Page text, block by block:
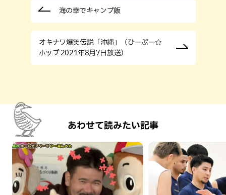
海の幸でキャンプ飯
オキナワ爆笑伝説「沖縄」（ひーぷー☆
ホップ 2021年8月7日放送）
あわせて読みたい記事